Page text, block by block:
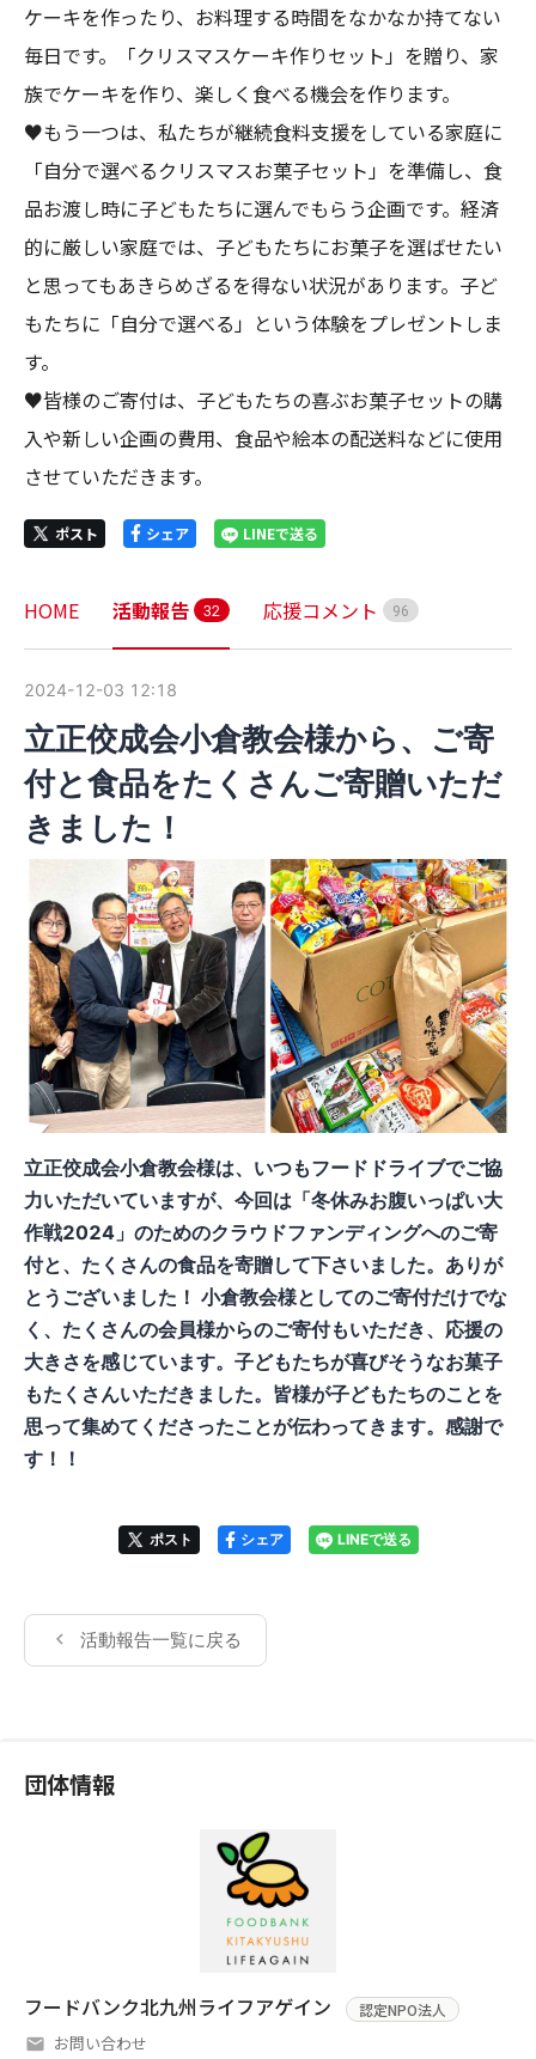
ケーキを作ったり、お料理する時間をなかなか持てない
毎日です。「クリスマスケーキ作りセット」を贈り、家
族でケーキを作り、楽しく食べる機会を作ります。
♥もう一つは、私たちが継続食料支援をしている家庭に
「自分で選べるクリスマスお菓子セット」を準備し、食
品お渡し時に子どもたちに選んでもらう企画です。経済
的に厳しい家庭では、子どもたちにお菓子を選ばせたい
と思ってもあきらめざるを得ない状況があります。子ど
もたちに「自分で選べる」という体験をプレゼントしま
す。
♥皆様のご寄付は、子どもたちの喜ぶお菓子セットの購
入や新しい企画の費用、食品や絵本の配送料などに使用
させていただきます。
ポスト シェア LINEで送る
HOME 活動報告 32 応援コメント 96
2024-12-03 12:18
立正佼成会小倉教会様から、ご寄
付と食品をたくさんご寄贈いただ
きました！
立正佼成会小倉教会様は、いつもフードドライブでご協
力いただいていますが、今回は「冬休みお腹いっぱい大
作戦2024」のためのクラウドファンディングへのご寄
付と、たくさんの食品を寄贈して下さいました。ありが
とうございました！ 小倉教会様としてのご寄付だけでな
く、たくさんの会員様からのご寄付もいただき、応援の
大きさを感じています。子どもたちが喜びそうなお菓子
もたくさんいただきました。皆様が子どもたちのことを
思って集めてくださったことが伝わってきます。感謝で
す！！
ポスト シェア LINEで送る
活動報告一覧に戻る
団体情報
フードバンク北九州ライフアゲイン 認定NPO法人
お問い合わせ